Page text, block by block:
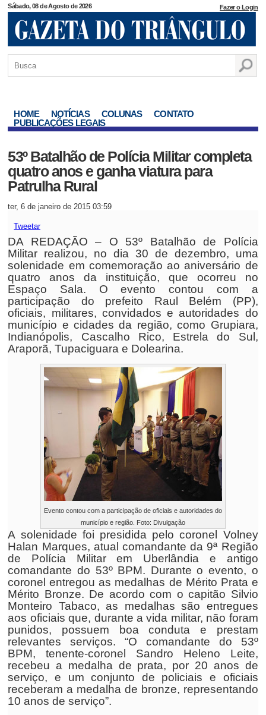
Sábado, 08 de Agosto de 2026 Fazer o Login
HOME NOTÍCIAS COLUNAS
CONTATO
PUBLICAÇÕES LEGAIS
53º Batalhão de Polícia Militar completa
quatro anos e ganha viatura para
Patrulha Rural
ter, 6 de janeiro de 2015 03:59
Tweetar
DA REDAÇÃO – O 53º Batalhão de Polícia
Militar realizou, no dia 30 de dezembro, uma
solenidade em comemoração ao aniversário de
quatro anos da instituição, que ocorreu no
Espaço Sala. O evento contou com a
participação do prefeito Raul Belém (PP),
oficiais, militares, convidados e autoridades do
município e cidades da região, como Grupiara,
Indianópolis, Cascalho Rico, Estrela do Sul,
Araporã, Tupaciguara e Dolearina.
Evento contou com a participação de oficiais e autoridades do
município e região. Foto: Divulgação
A solenidade foi presidida pelo coronel Volney
Halan Marques, atual comandante da 9ª Região
de Polícia Militar em Uberlândia e antigo
comandante do 53º BPM. Durante o evento, o
coronel entregou as medalhas de Mérito Prata e
Mérito Bronze. De acordo com o capitão Silvio
Monteiro Tabaco, as medalhas são entregues
aos oficiais que, durante a vida militar, não foram
punidos, possuem boa conduta e prestam
relevantes serviços. “O comandante do 53º
BPM, tenente-coronel Sandro Heleno Leite,
recebeu a medalha de prata, por 20 anos de
serviço, e um conjunto de policiais e oficiais
receberam a medalha de bronze, representando
10 anos de serviço”.